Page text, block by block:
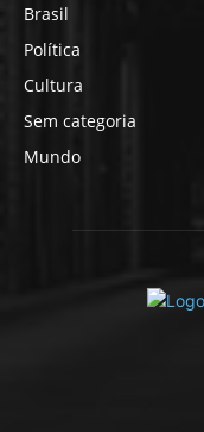
Brasil
Política
Cultura
Sem categoria
Mundo